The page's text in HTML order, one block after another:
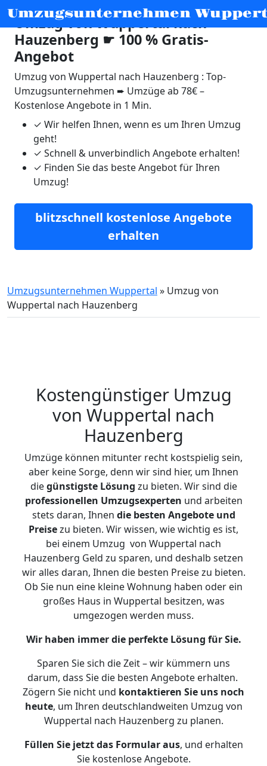
Umzugsunternehmen
Umzug von Wuppertal nach
Hauzenberg ☛ 100 % Gratis-
Angebot
Umzug von Wuppertal nach Hauzenberg : Top-
Umzugsunternehmen ➨ Umzüge ab 78€ –
Kostenlose Angebote in 1 Min.
✓ Wir helfen Ihnen, wenn es um Ihren Umzug
geht!
✓ Schnell & unverbindlich Angebote erhalten!
✓ Finden Sie das beste Angebot für Ihren
Umzug!
blitzschnell kostenlose Angebote
erhalten
Umzugsunternehmen Wuppertal » Umzug von
Wuppertal nach Hauzenberg
Kostengünstiger Umzug
von Wuppertal nach
Hauzenberg
Umzüge können mitunter recht kostspielig sein,
aber keine Sorge, denn wir sind hier, um Ihnen
diegünstigste Lösung zu bieten. Wir sind die
professionellen Umzugsexperten und arbeiten
stets daran, Ihnen die besten Angebote und
Preisezu bieten. Wir wissen, wie wichtig es ist,
bei einem Umzug von Wuppertal nach
Hauzenberg Geld zu sparen, und deshalb setzen
wir alles daran, Ihnen die besten Preise zu bieten.
Ob Sie nun eine kleine Wohnung haben oder ein
großes Haus in Wuppertal besitzen, was
umgezogen werden muss.
Wir haben immer die perfekte Lösung für Sie.
Sparen Sie sich die Zeit – wir kümmern uns
darum, dass Sie die besten Angebote erhalten.
Zögern Sie nicht und kontaktieren Sie uns noch
heute, um Ihren deutschlandweiten Umzug von
Wuppertal nach Hauzenberg zu planen.
Füllen Sie jetzt das Formular aus, und erhalten
Sie kostenlose Angebote.